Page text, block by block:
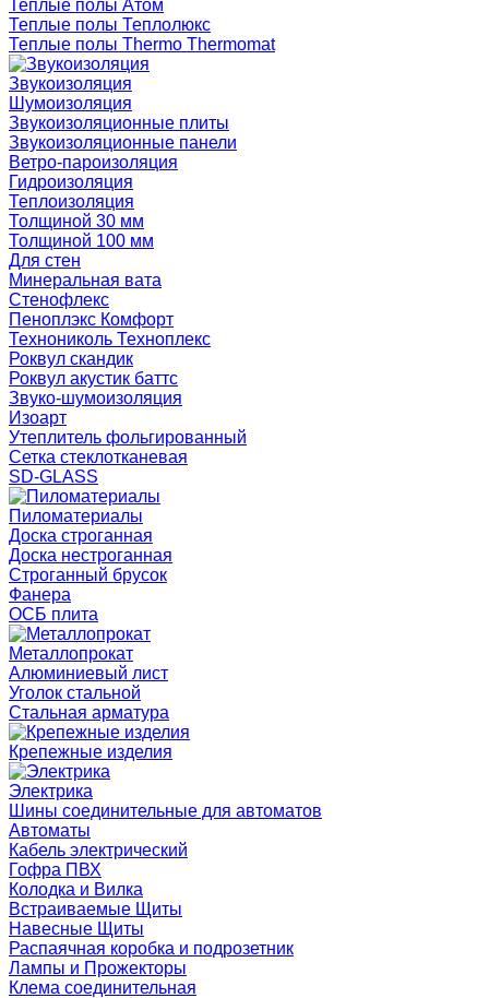
Теплые полы Атом
Теплые полы Теплолюкс
Теплые полы Thermo Thermomat
Звукоизоляция
Шумоизоляция
Звукоизоляционные плиты
Звукоизоляционные панели
Ветро-пароизоляция
Гидроизоляция
Теплоизоляция
Толщиной 30 мм
Толщиной 100 мм
Для стен
Минеральная вата
Стенофлекс
Пеноплэкс Комфорт
Технониколь Техноплекс
Роквул скандик
Роквул акустик баттс
Звуко-шумоизоляция
Изоарт
Утеплитель фольгированный
Сетка стеклотканевая
SD-GLASS
Пиломатериалы
Доска строганная
Доска нестроганная
Строганный брусок
Фанера
ОСБ плита
Металлопрокат
Алюминиевый лист
Уголок стальной
Стальная арматура
Крепежные изделия
Электрика
Шины соединительные для автоматов
Автоматы
Кабель электрический
Гофра ПВХ
Колодка и Вилка
Встраиваемые Щиты
Навесные Щиты
Распаячная коробка и подрозетник
Лампы и Прожекторы
Клема соединительная